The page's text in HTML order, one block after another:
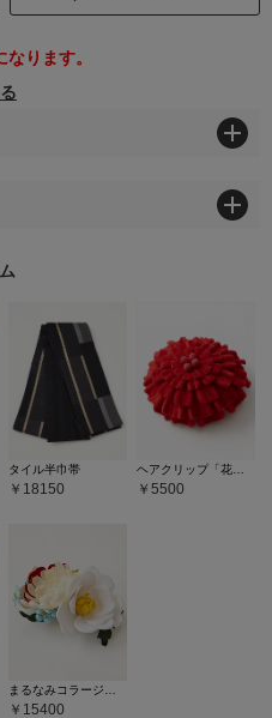
タイル半巾帯
18150 5500
15400
ります。